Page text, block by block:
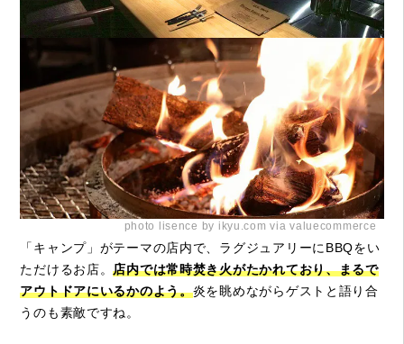
photo lisence by ikyu.com via valuecommerce
「キャンプ」がテーマの店内で、ラグジュアリーにBBQをい
ただけるお店。店内では常時焚き火がたかれており、まるで
アウトドアにいるかのよう。炎を眺めながらゲストと語り合
うのも素敵ですね。